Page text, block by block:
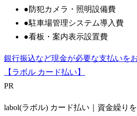
●防犯カメラ・照明設備費
●駐車場管理システム導入費
●看板・案内表示設置費
銀行振込など現金が必要な支払いを
【ラボル カード払い】
PR
labol(ラボル) カード払い｜資金繰り